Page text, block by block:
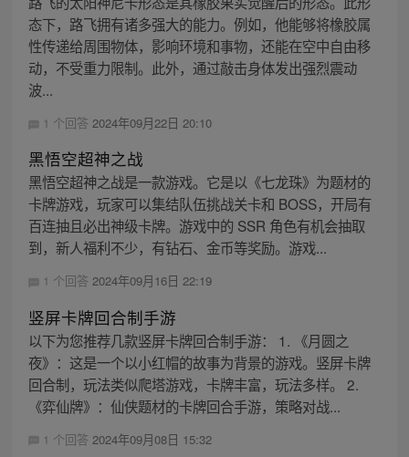
态下，路飞拥有诸多强大的能力。例如，他能够将橡胶属
性传递给周围物体，影响环境和事物，还能在空中自由移
动，不受重力限制。此外，通过敲击身体发出强烈震动
波...
1 个回答 2024年09月22日 20:10
黑悟空超神之战
黑悟空超神之战是一款游戏。它是以《七龙珠》为题材的
卡牌游戏，玩家可以集结队伍挑战关卡和 BOSS，开局有
百连抽且必出神级卡牌。游戏中的 SSR 角色有机会抽取
到，新人福利不少，有钻石、金币等奖励。游戏...
1 个回答 2024年09月16日 22:19
竖屏卡牌回合制手游
以下为您推荐几款竖屏卡牌回合制手游： 1. 《月圆之
夜》：这是一个以小红帽的故事为背景的游戏。竖屏卡牌
回合制，玩法类似爬塔游戏，卡牌丰富，玩法多样。 2.
《弈仙牌》：仙侠题材的卡牌回合手游，策略对战...
1 个回答 2024年09月08日 15:32